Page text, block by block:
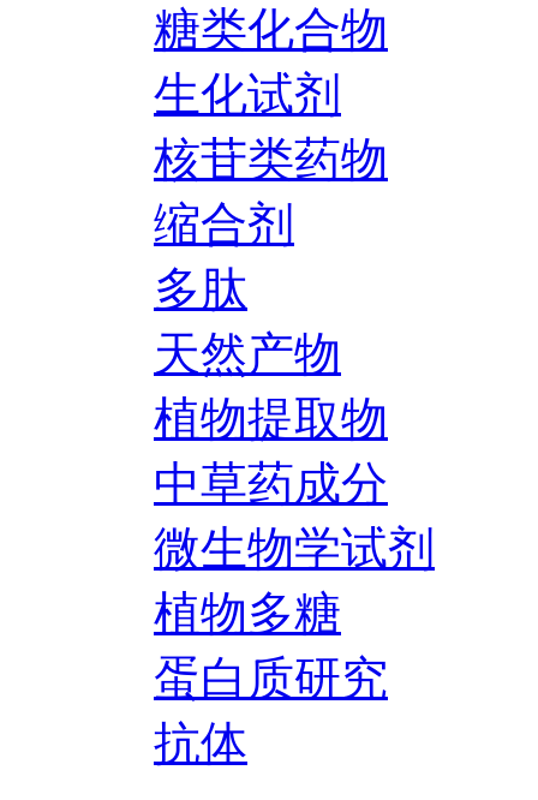
糖类化合物
生化试剂
核苷类药物
缩合剂
多肽
天然产物
植物提取物
中草药成分
微生物学试剂
植物多糖
蛋白质研究
抗体